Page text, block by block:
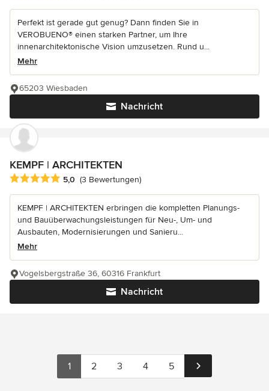
Perfekt ist gerade gut genug? Dann finden Sie in
VEROBUENO® einen starken Partner, um Ihre
innenarchitektonische Vision umzusetzen. Rund u...
Mehr
Nachricht
65203 Wiesbaden
KEMPF | ARCHITEKTEN
Durchschnittliche Bewertung: 5 von 5 Sternen
5,0 (3 Bewertungen)
KEMPF | ARCHITEKTEN erbringen die kompletten Planungs-
und Bauüberwachungsleistungen für Neu-, Um- und
Ausbauten, Modernisierungen und Sanieru...
Mehr
Nachricht
Vogelsbergstraße 36, 60316 Frankfurt
1 2 3 4 5